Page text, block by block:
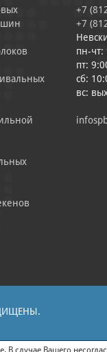
+7
+7
пн-чт:
пт:
сб:
вс:
НА ОБРАБОТКУ
В случае Вашего